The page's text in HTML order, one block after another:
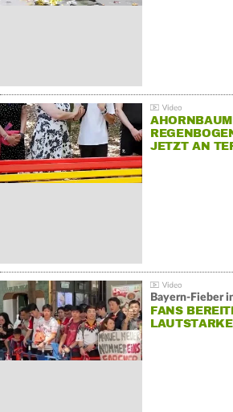
JETZT AN
Bayern-Fieber
FANS